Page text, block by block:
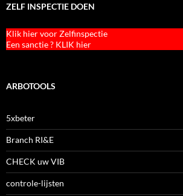
ZELF INSPECTIE DOEN
Klik hier voor Zelfinspectie
Een sanctie ? KLIK hier
ARBOTOOLS
5xbeter
Branch RI&E
CHECK uw VIB
controle-lijsten